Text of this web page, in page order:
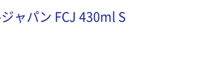
ャパン FCJ 430ml S